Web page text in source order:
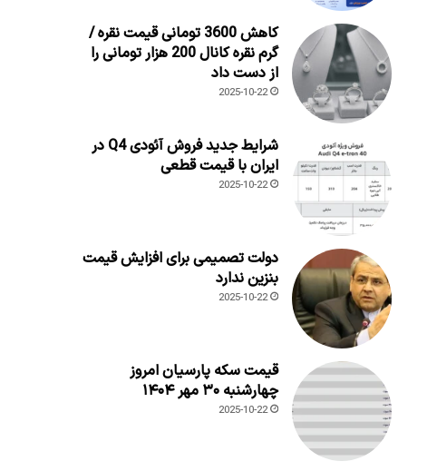
کاهش 3600 تومانی قیمت نقره /
گرم نقره کانال 200 هزار تومانی را
از دست داد
2025-10-22
شرایط جدید فروش آئودی Q4 در
ایران با قیمت قطعی
2025-10-22
دولت تصمیمی برای افزایش قیمت
بنزین ندارد
2025-10-22
قیمت سکه پارسیان امروز
چهارشنبه ۳۰ مهر ۱۴۰۴
2025-10-22